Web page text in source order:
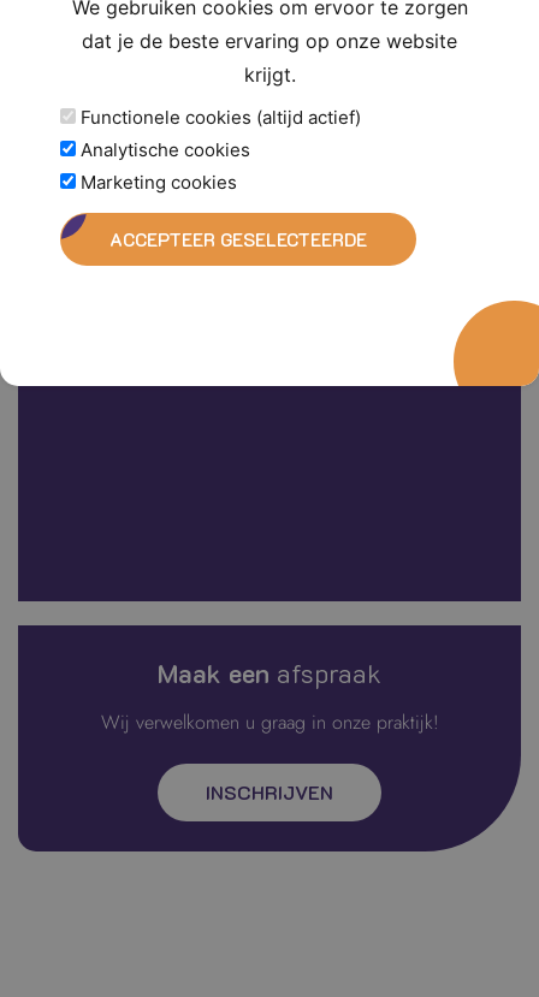
info@orthosportpark.nl
076 - 520 45 20
Steijnlaan 108, 4818 EW Breda
Maak een afspraak
Wij verwelkomen u graag in onze praktijk!
INSCHRIJVEN
We gebruiken cookies om ervoor te zorgen
dat je de beste ervaring op onze website
krijgt.
Functionele cookies (altijd actief)
Analytische cookies
Marketing cookies
ACCEPTEER GESELECTEERDE